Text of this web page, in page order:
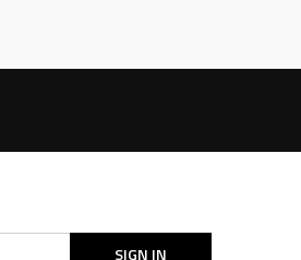
SIGN IN